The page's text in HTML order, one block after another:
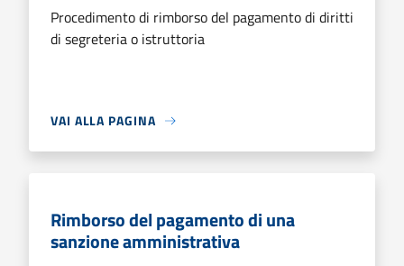
Procedimento di rimborso del pagamento di diritti
di segreteria o istruttoria
VAI ALLA PAGINA
Rimborso del pagamento di una
sanzione amministrativa